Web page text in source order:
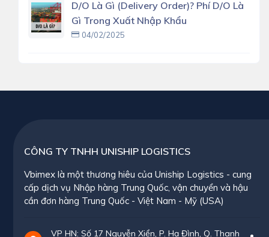
D/O Là Gì (delivery Order)? Phí D/O Là
Gì Trong Xuất Nhập Khẩu
04/02/2025
CÔNG TY TNHH UNISHIP LOGISTICS
Vbimex là một thương hiêu của Uniship Logistics - cung
cấp dịch vụ Nhập hàng Trung Quốc, vận chuyển và hậu
cần đơn hàng Trung Quốc - Việt Nam - Mỹ (USA)
VP HN: Số 17 Nguyễn Xiển, P. Hạ Đình, Q. Thanh